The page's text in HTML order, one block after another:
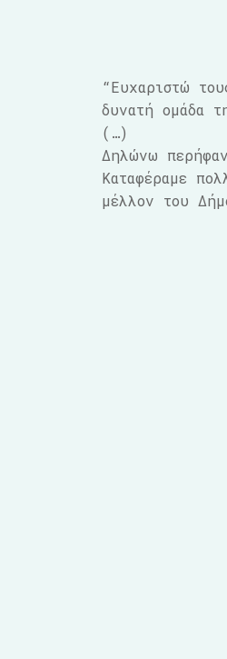
“Ευχαριστώ
δυνατή ομάδα
(…)
Δηλώνω
Καταφέραμε
μέλλον του